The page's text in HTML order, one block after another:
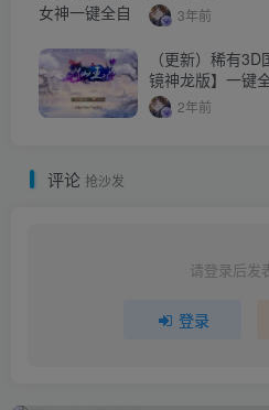
3年前
（更新）稀有
镜神龙版】一键
服务端+安卓苹
台+假人陪玩+详
2年前
评论 抢沙发
请登录后发
登录